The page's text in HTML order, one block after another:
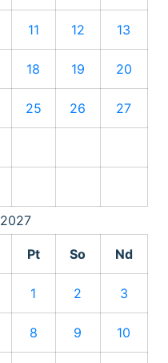
11 12 13
18 19 20
25 26 27
2027
Pt So Nd
1 2 3
8 9 10